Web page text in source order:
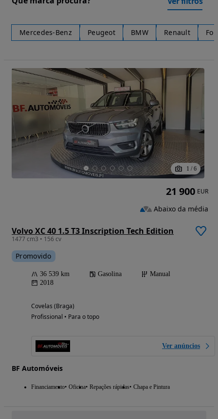
Mercedes-Benz Peugeot BMW Renault
1 / 6
Volvo XC 40 1.5 T3 Inscription Tech Edition
1477 cm3 • 156 cv
Promovido
36 539 km Gasolina
Manual
2018
Covelas (Braga)
Profissional • Para o topo
Ver anúncios
BF Automóveis
Financiamento Oficina Repações rápidas Chapa e Pintura
21 900 EUR
Abaixo da média